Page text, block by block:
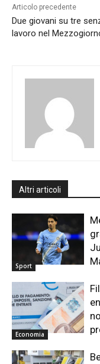
Articolo precedente
Due giovani su tre
lavoro nel
Altri articoli
Sport
Economia